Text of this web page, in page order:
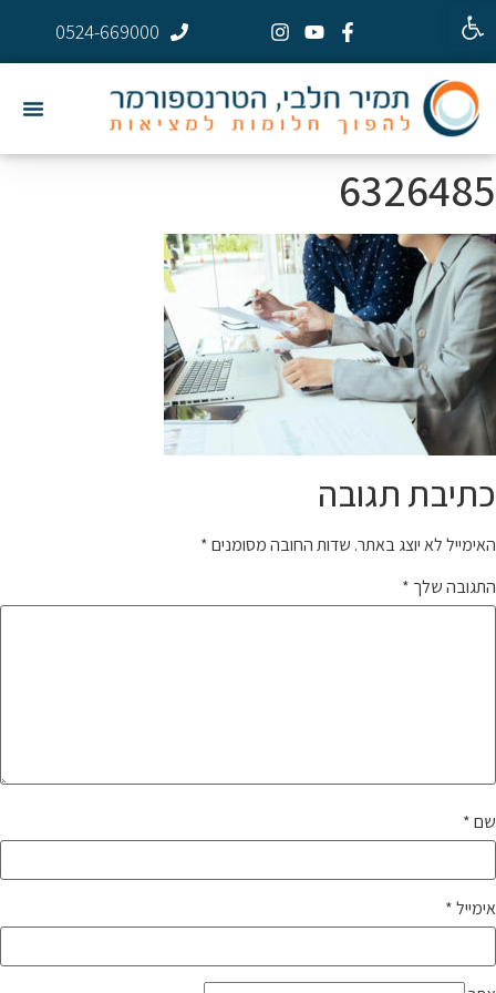
פתח סרגל נגישות
0524-669000
6326485
כתיבת תגובה
האימייל לא יוצג באתר. שדות החובה מסומנים*
התגובה שלך *
שם*
אימייל*